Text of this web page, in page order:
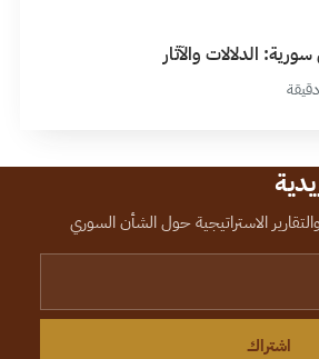
الدلالات والآثار
الاستراتيجية حول الشأن السوري
اشتراك